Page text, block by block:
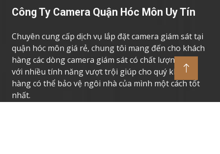
Công Ty Camera Quận Hóc Môn Uy Tín
Chuyên cung cấp dịch vụ lắp đặt camera giám sát tại
quận hóc môn giá rẻ, chung tôi mang đến cho khách
hàng các dòng camera giám sát có chất lượng cao,
với nhiều tính năng vượt trội giúp cho quý khách
hàng có thể bảo vệ ngôi nhà của mình một cách tốt
nhất.